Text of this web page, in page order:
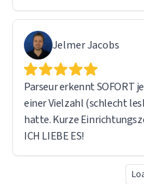
Jelmer Jacobs
Parseur erkennt SOFORT
einer Vielzahl (schlecht
hatte. Kurze
ICH LIEBE ES!